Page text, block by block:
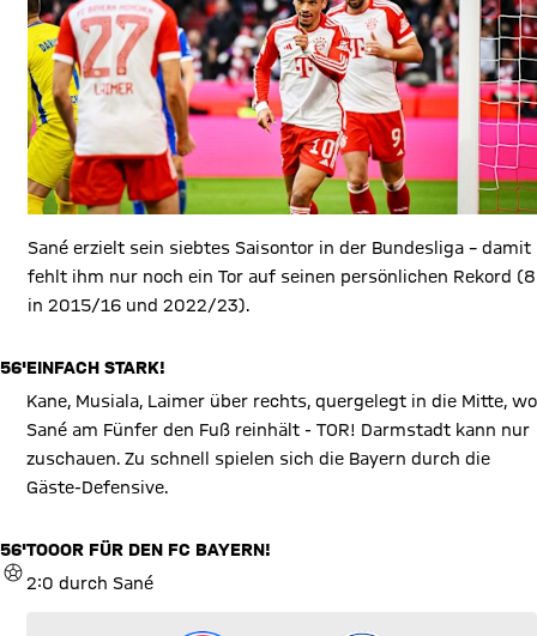
Sané erzielt sein siebtes Saisontor in der Bundesliga – damit
fehlt ihm nur noch ein Tor auf seinen persönlichen Rekord (8
in 2015/16 und 2022/23).
56'EINFACH STARK!
Kane, Musiala, Laimer über rechts, quergelegt in die Mitte, wo
Sané am Fünfer den Fuß reinhält - TOR! Darmstadt kann nur
zuschauen. Zu schnell spielen sich die Bayern durch die
Gäste-Defensive.
56'
TOR
TOOOR FÜR DEN FC BAYERN!
2:0 durch Sané